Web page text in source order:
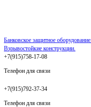
Банковское защитное оборудование.
Взрывостойкие конструкции.
+7(915)758-17-08
Телефон для связи
+7(915)792-37-34
Телефон для связи